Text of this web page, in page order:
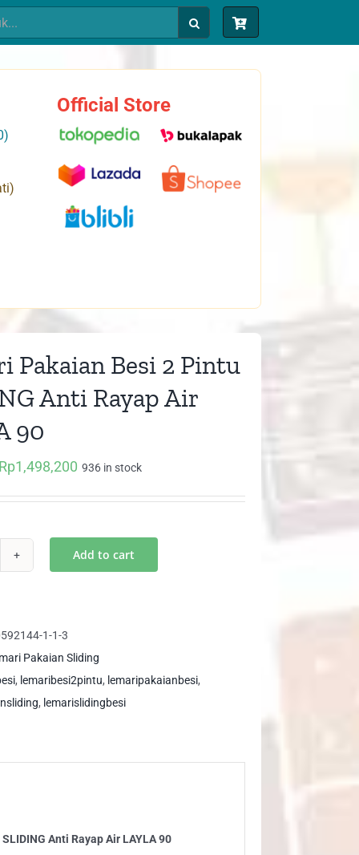
Official Store
Pakaian Besi 2 Pintu
Anti Rayap Air
90
Original
Rp1,498,200 Current
936 in stock
Add to cart
1-1-3
Pakaian Sliding
, lemaribesi2pintu, lemaripakaianbesi,
, lemarislidingbesi
Anti Rayap Air LAYLA 90